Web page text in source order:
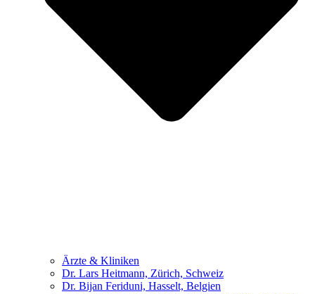
Ärzte & Kliniken
Dr. Lars Heitmann, Zürich, Schweiz
Dr. Bijan Feriduni, Hasselt, Belgien